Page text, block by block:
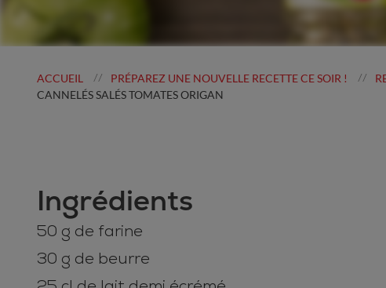
ACCUEIL // PRÉPAREZ UNE NOUVELLE RECETTE CE SOIR ! //
CANNELÉS SALÉS TOMATES ORIGAN
Ingrédients
50 g de farine
30 g de beurre